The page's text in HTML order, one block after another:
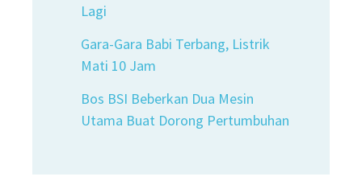
Lagi
Gara-Gara Babi Terbang, Listrik
Mati 10 Jam
Bos BSI Beberkan Dua Mesin
Utama Buat Dorong Pertumbuhan